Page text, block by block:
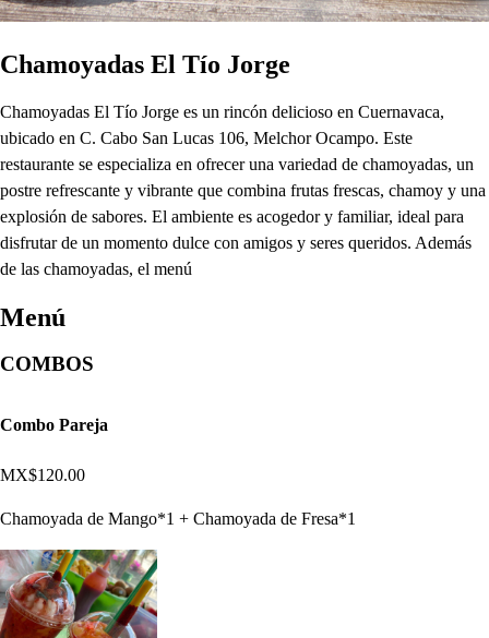
Chamoyadas El Tío Jorge
Chamoyadas El Tío Jorge es un rincón delicioso en Cuernavaca,
ubicado en C. Cabo San Lucas 106, Melchor Ocampo. Este
restaurante se especializa en ofrecer una variedad de chamoyadas, un
postre refrescante y vibrante que combina frutas frescas, chamoy y una
explosión de sabores. El ambiente es acogedor y familiar, ideal para
disfrutar de un momento dulce con amigos y seres queridos. Además
de las chamoyadas, el menú
Menú
COMBOS
Combo Pareja
MX$120.00
Chamoyada de Mango*1 + Chamoyada de Fresa*1